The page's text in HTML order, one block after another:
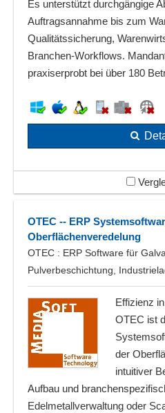
Es unterstützt durchgängige
Auftragsannahme bis zum
Qualitätssicherung,
Branchen-Workflows.
praxiserprobt bei über 180
OTEC -- ERP
Oberflächenveredelung
OTEC : ERP Software für
Pulverbeschichtung,
Effizienz
OTEC ist
der
intuitiver
Aufbau und
Edelmetallverwaltung oder